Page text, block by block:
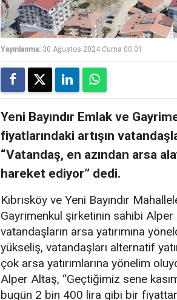
Yayınlanma: 30 Ağustos 2024 Cuma 00:01
Yeni Bayındır Emlak ve
fiyatlarındaki artışın
“Vatandaş, en azından arsa
hareket ediyor” dedi.
Kıbrısköy ve Yeni Bayındır
Gayrimenkul şirketinin sahibi
vatandaşların arsa yatırımına
yükseliş, vatandaşları alternatif
çok arsa yatırımlarına yönelim
Alper Altaş, “Geçtiğimiz sene
bugün 2 bin 400 lira gibi bir